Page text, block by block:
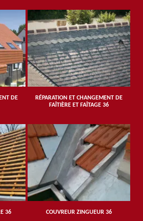
DE
RÉPARATION ET CHANGEMENT DE
FAÎTIÈRE ET FAÎTAGE 36
36 COUVREUR ZINGUEUR 36